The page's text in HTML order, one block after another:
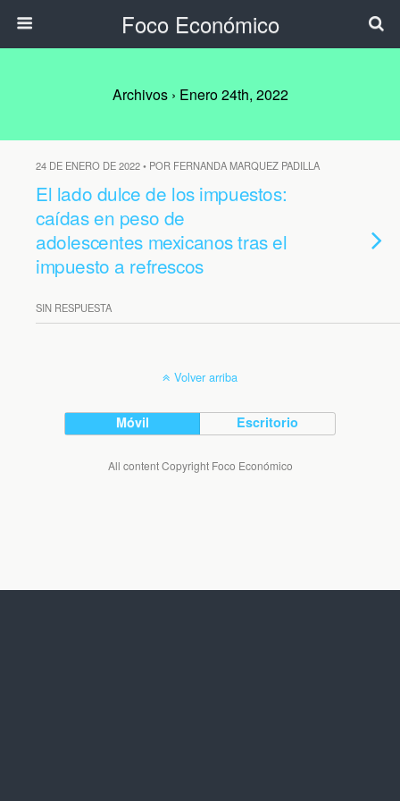
Foco Económico
Archivos › Enero 24th, 2022
24 DE ENERO DE 2022 • POR FERNANDA MARQUEZ PADILLA
El lado dulce de los impuestos:
caídas en peso de
adolescentes mexicanos tras el
impuesto a refrescos
SIN RESPUESTA
Volver arriba
Móvil Escritorio
All content Copyright Foco Económico